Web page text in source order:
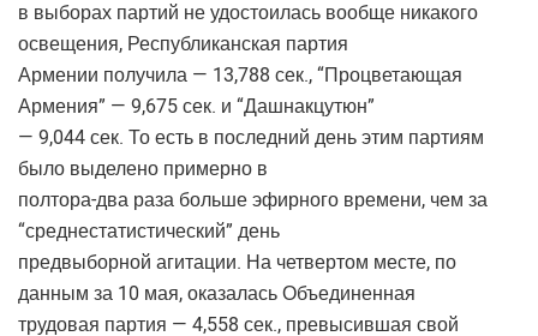
в выборах партий не удостоилась вообще никакого
освещения, Республиканская партия
Армении получила — 13,788 сек., “Процветающая
Армения” — 9,675 сек. и “Дашнакцутюн”
— 9,044 сек. То есть в последний день этим партиям
было выделено примерно в
полтора-два раза больше эфирного времени, чем за
“среднестатистический” день
предвыборной агитации. На четвертом месте, по
данным за 10 мая, оказалась Объединенная
трудовая партия — 4,558 сек., превысившая свой